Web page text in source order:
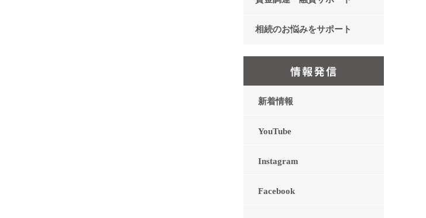
相続のお悩みをサポート
新着情報
YouTube
Instagram
Facebook